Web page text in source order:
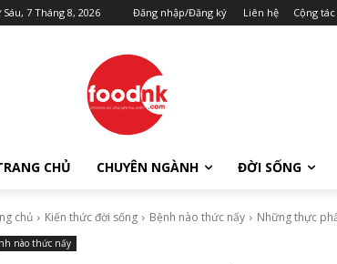
7 Tháng 8, 2026 Đăng nhập/Đăng ký Liên hệ Cộng
CHỦ CHUYÊN NGÀNH ĐỜI SỐNG
chủ Kiến thức đời sống Bệnh nào thức nấy Những thực
nào thức nấy